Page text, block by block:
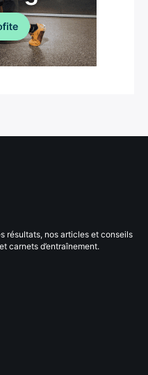
résultats, nos articles et conseils
carnets d’entraînement.